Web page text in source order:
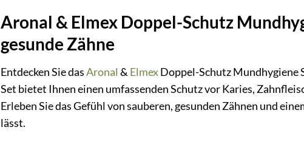
Aronal & Elmex Doppel-Schutz
gesunde Zähne
Entdecken Sie dasAronal & ElmexDoppel-Schutz Mundhygiene
Set bietet Ihnen einen umfassenden Schutz vor Karies,
Erleben Sie das Gefühl von sauberen, gesunden Zähnen und
lässt.